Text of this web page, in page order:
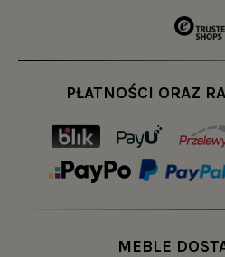
PŁATNOŚCI ORAZ
MEBLE